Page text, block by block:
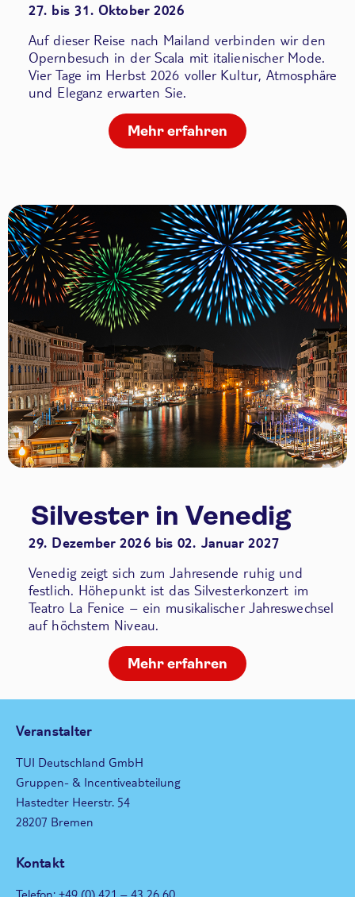
27. bis 31. Oktober 2026
Auf dieser Reise nach Mailand verbinden wir den
Opernbesuch in der Scala mit italienischer Mode.
Vier Tage im Herbst 2026 voller Kultur, Atmosphäre
und Eleganz erwarten Sie.
Mehr erfahren
Silvester in Venedig
29. Dezember 2026 bis 02. Januar 2027
Venedig zeigt sich zum Jahresende ruhig und
festlich. Höhepunkt ist das Silvesterkonzert im
Teatro La Fenice – ein musikalischer Jahreswechsel
auf höchstem Niveau.
Mehr erfahren
Veranstalter
TUI Deutschland GmbH
Gruppen- & Incentiveabteilung
Hastedter Heerstr. 54
28207 Bremen
Kontakt
Telefon: +49 (0) 421 – 43 26 60